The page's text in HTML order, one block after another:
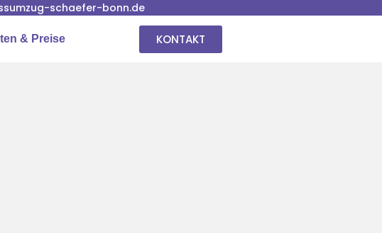
schaefer-bonn.de
& Preise KONTAKT